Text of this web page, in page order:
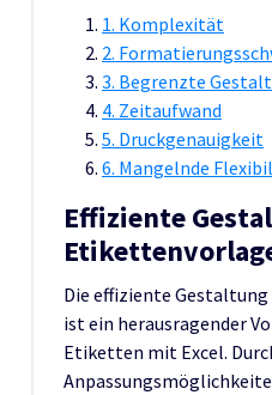
1. Komplexität
2.
3. Begrenzte
4. Zeitaufwand
5. Druckgenauigkeit
6. Mangelnde
Effiziente
Die effiziente
ist ein herausragender
Etiketten mit Excel.